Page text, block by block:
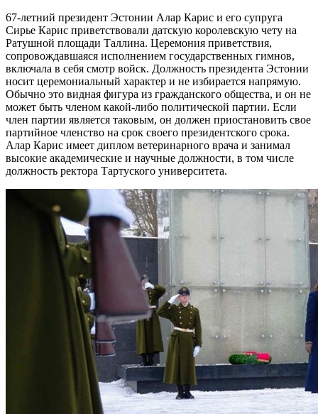
67-летний президент Эстонии Алар Карис и его супруга
Сирье Карис приветствовали датскую королевскую чету на
Ратушной площади Таллина. Церемония приветствия,
сопровождавшаяся исполнением государственных гимнов,
включала в себя смотр войск. Должность президента Эстонии
носит церемониальный характер и не избирается напрямую.
Обычно это видная фигура из гражданского общества, и он не
может быть членом какой-либо политической партии. Если
член партии является таковым, он должен приостановить свое
партийное членство на срок своего президентского срока.
Алар Карис имеет диплом ветеринарного врача и занимал
высокие академические и научные должности, в том числе
должность ректора Тартуского университета.